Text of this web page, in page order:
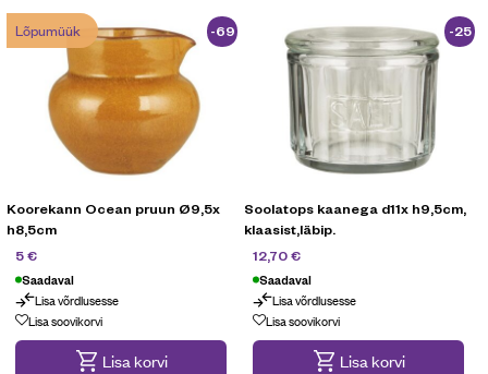
Lõpumüük
-69
%
Koorekann Ocean pruun Ø9,5x
h8,5cm
5€
Saadaval
Lõpumüük
Lisa võrdlusesse
Lisa soovikorvi
Lisa korvi
-25
%
Soolatops kaanega d11x h9,5cm,
klaasist,läbip.
12,70€
Saadaval
Lisa võrdlusesse
Lisa soovikorvi
Lisa korvi